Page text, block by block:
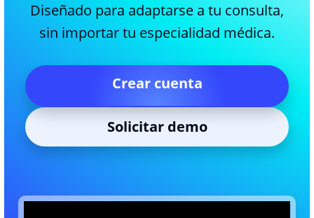
Diseñado para adaptarse a tu consulta,
sin importar tu especialidad médica.
Crear cuenta
Solicitar demo